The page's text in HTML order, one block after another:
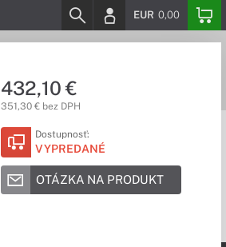
EUR 0,00
432,10 €
351,30 € bez DPH
Dostupnosť:
VYPREDANÉ
OTÁZKA NA PRODUKT